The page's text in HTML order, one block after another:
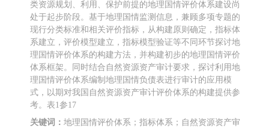
类资源规划、利用、保护前提的地理国情评价体系建设尚
处于起步阶段。基于地理国情监测信息，兼顾多项专题的
现行分类标准和相关评价指标，从构建原则确定，指标体
系建立，评价模型建立，指标模型验证等不同环节探讨地
理国情评价体系的构建方法，并构建初步的地理国情评价
体系框架。同时结合自然资源资产审计要求，探讨利用地
理国情评价体系编制地理国情负债表进行审计的应用模
式，以期对我国自然资源资产审计评价体系的构建提供参
考。表1参17
关键词： 地理国情评价体系；指标体系；自然资源资产审